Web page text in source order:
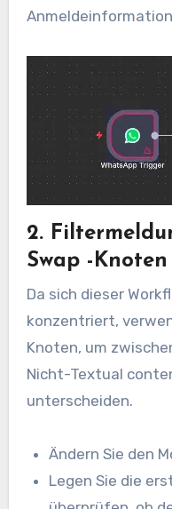
2.
Swap -
Da sich dieser
konzentriert,
Knoten, um
Nicht-Textual
unterscheiden.
Ändern Sie den
Legen Sie die